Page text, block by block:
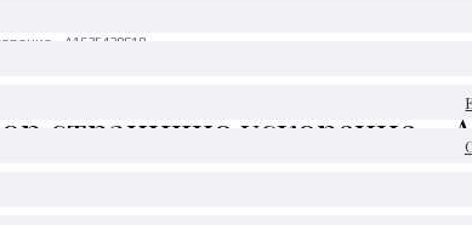
- A1635420618
странично ускорение -